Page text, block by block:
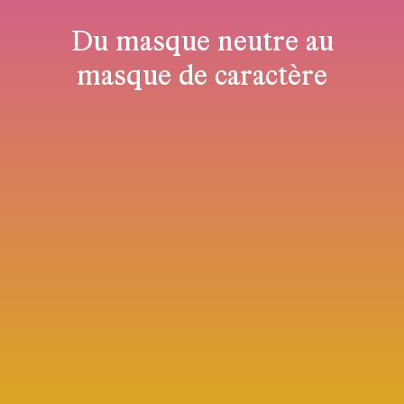
Du masque neutre au
masque de caractère